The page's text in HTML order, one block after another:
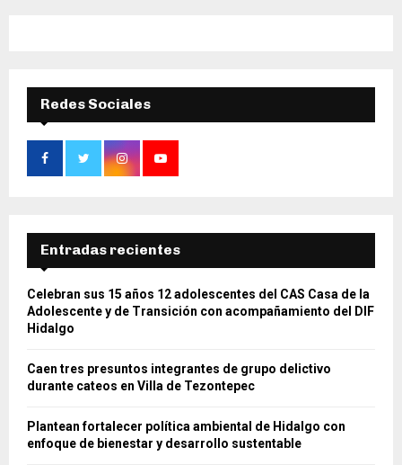
Redes Sociales
Entradas recientes
Celebran sus 15 años 12 adolescentes del CAS Casa de la
Adolescente y de Transición con acompañamiento del DIF
Hidalgo
Caen tres presuntos integrantes de grupo delictivo
durante cateos en Villa de Tezontepec
Plantean fortalecer política ambiental de Hidalgo con
enfoque de bienestar y desarrollo sustentable